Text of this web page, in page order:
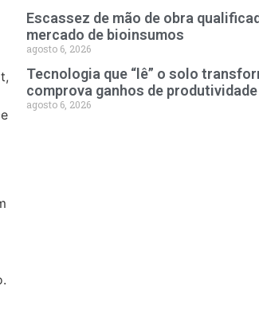
Escassez de mão de obra
mercado de bioinsumos
agosto 6, 2026
Tecnologia que “lê” o solo
comprova ganhos de produtividade
agosto 6, 2026